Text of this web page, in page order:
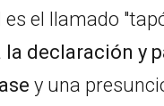
el llamado
la declaración y
y una